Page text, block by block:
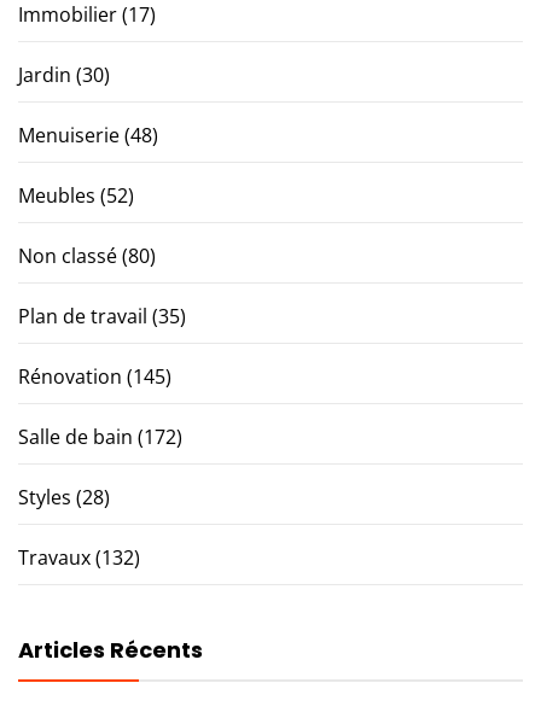
Immobilier(17)
Jardin (30)
Menuiserie(48)
Meubles (52)
Non classé(80)
Plan de travail (35)
Rénovation (145)
Salle de bain (172)
Styles (28)
Travaux(132)
Articles Récents